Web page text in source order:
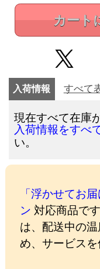
カート
入荷情報 すべて
現在すべて在庫
入荷情報をすべ
い。
「浮かせてお
ン 対応商品で
は、配送中の
め、サービスを